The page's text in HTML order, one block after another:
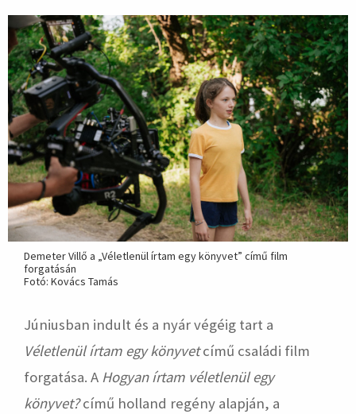
hirdetés
Demeter Villő a „Véletlenül írtam egy könyvet” című film
forgatásán
Fotó: Kovács Tamás
Júniusban indult és a nyár végéig tart a
Véletlenül írtam egy könyvetcímű családi film
forgatása. A Hogyan írtam véletlenül egy
könyvet?című holland regény alapján, a